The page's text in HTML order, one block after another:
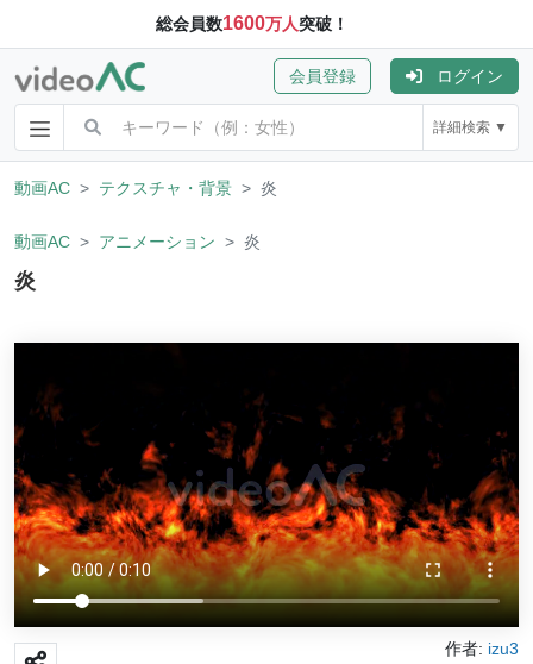
総会員数1600万人突破！
会員登録 ログイン
詳細検索 ▼
動画AC テクスチャ・背景 炎
動画AC アニメーション 炎
炎
作者: izu3